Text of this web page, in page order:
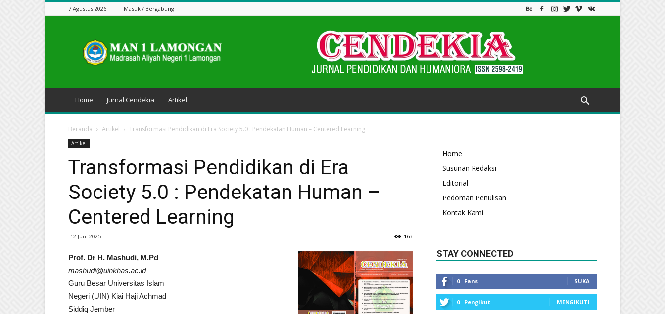
7 Agustus 2026 Masuk / Bergabung
Cendekia
Home Jurnal Cendekia Artikel
Beranda Artikel Transformasi Pendidikan di Era Society 5.0 : Pendekatan Human – Centered Learning
Artikel
Transformasi Pendidikan di Era
Society 5.0 : Pendekatan Human –
Centered Learning
12 Juni 2025 163
Prof. Dr H. Mashudi, M.Pd
mashudi@uinkhas.ac.id
Guru Besar Universitas Islam
Negeri (UIN) Kiai Haji Achmad
Siddiq Jember
Home
Susunan Redaksi
Editorial
Pedoman Penulisan
Kontak Kami
STAY CONNECTED
0 Fans SUKA
0 Pengikut MENGIKUTI